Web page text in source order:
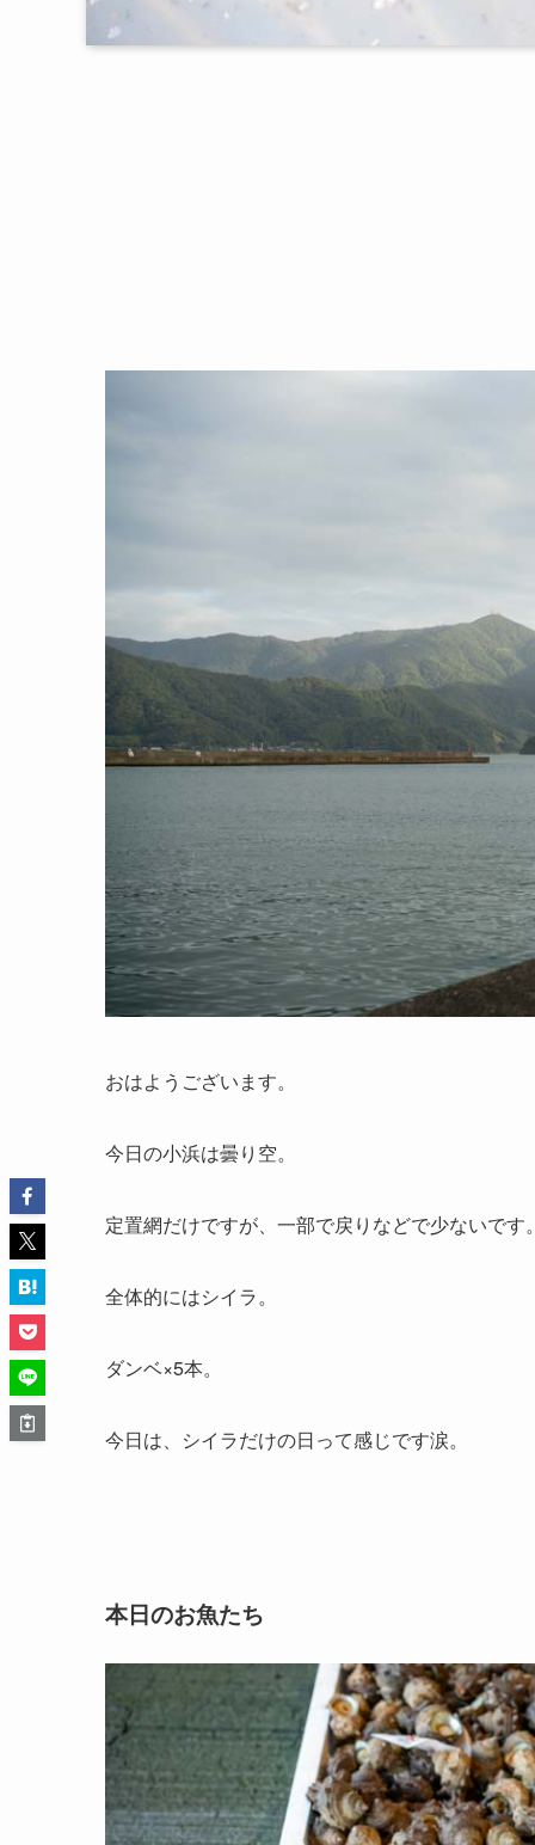
おはようございます。
今日の小浜は曇り空。
定置網だけですが、一部で戻りなどで少ないです
全体的にはシイラ。
ダンベ×5本。
今日は、シイラだけの日って感じです涙。
本日のお魚たち